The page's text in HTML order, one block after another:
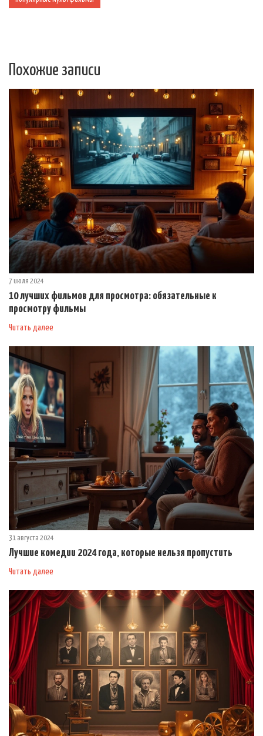
Похожие записи
7 июля 2024
10 лучших фильмов для просмотра: обязательные к
просмотру фильмы
Читать далее
31 августа 2024
Лучшие комедии 2024 года, которые нельзя пропустить
Читать далее